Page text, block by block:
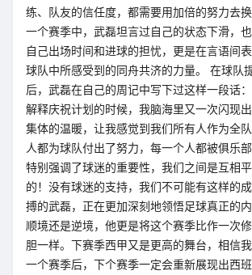
练、队友的信任度，都需要用加倍的努力去
一个赛季中，武磊坦言过自己的状态下滑，
自己出场时间和进球的担忧，更是在言语间
球队中所感受到的同舟共济的力量。 在球队
后，武磊在自己的周记中写下过这样一段话
解释庆祝计划的时候，我脑海里又一次闪现
集体的温暖，让我感觉到我们所有人作为全
人都为球队付出了努力，每一个人都被俱乐
特别强调了球迷的重要性，我们之间是互相
的！没有球迷的支持，我们不可能有这样的
搏的武磊，正在更加深刻地领悟足球真正的
顺境还是逆境，他更是将这个赛季比作一次
胆一样。下赛季西甲又是更高的舞台，相信
一个赛季后，下个赛季一定会重新展现出西